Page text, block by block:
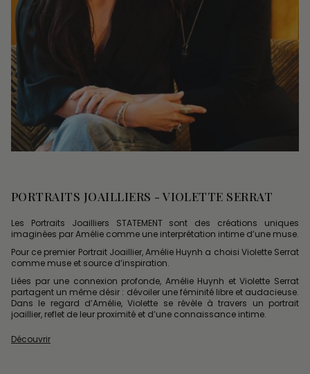
PORTRAITS JOAILLIERS - VIOLETTE SERRAT
Les Portraits Joailliers STATEMENT sont des créations uniques
imaginées par Amélie comme une interprétation intime d’une muse.
Pour ce premier Portrait Joaillier, Amélie Huynh a choisi Violette Serrat
comme muse et source d’inspiration.
Liées par une connexion profonde, Amélie Huynh et Violette Serrat
partagent un même désir : dévoiler une féminité libre et audacieuse.
Dans le regard d’Amélie, Violette se révèle à travers un portrait
joaillier, reflet de leur proximité et d’une connaissance intime.
Découvrir